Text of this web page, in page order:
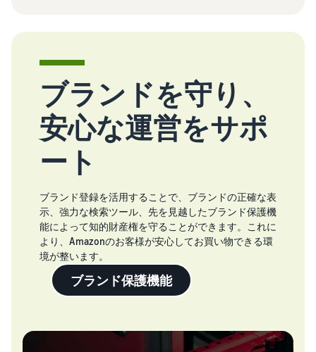
ブランドを守り、
安心な運営をサポ
ート
ブランド登録を活用することで、ブランドの正確な表
示、強力な検索ツール、先を見越したブランド保護機
能によって知的財産権を守ることができます。これに
より、Amazonのお客様が安心してお買い物できる環
境が整います。
ブランド保護機能